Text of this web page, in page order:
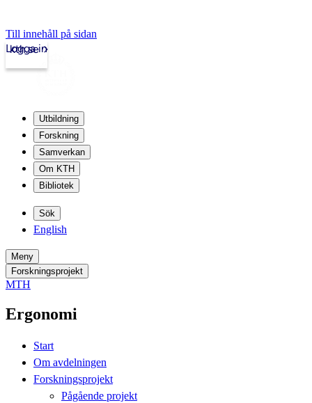
Till innehåll på sidan
kth.se
Logga in
Utbildning
Forskning
Samverkan
Om KTH
Bibliotek
Sök
English
Meny
Forskningsprojekt
MTH
Ergonomi
Start
Om avdelningen
Forskningsprojekt
Pågående projekt